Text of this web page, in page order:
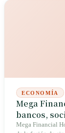
ECONOMÍA
Mega
bancos,
Mega Financial